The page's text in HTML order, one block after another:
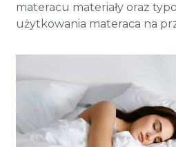
materacu materiały oraz
użytkowania materaca na